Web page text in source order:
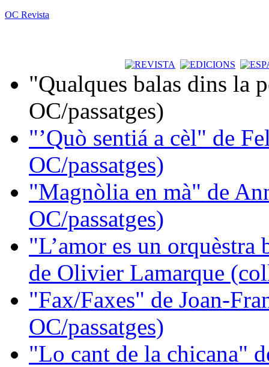
OC Revista
"Qualques balas dins la
OC/passatges)
"’Quò sentiá a cèl" de
OC/passatges)
"Magnòlia en mà" de
OC/passatges)
"L’amor es un orquèstra
de Olivier Lamarque
"Fax/Faxes" de Joan-
OC/passatges)
"Lo cant de la chicana"